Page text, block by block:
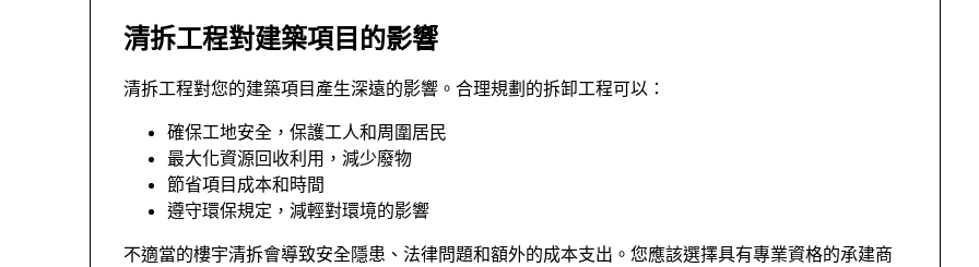
清拆工程對建築項目的影響
清拆工程對您的建築項目產生深遠的影響。合理規劃的拆卸工程可以：
確保工地安全，保護工人和周圍居民
最大化資源回收利用，減少廢物
節省項目成本和時間
遵守環保規定，減輕對環境的影響
不適當的樓宇清拆會導致安全隱患、法律問題和額外的成本支出。您應該選擇具有專業資格的承建商